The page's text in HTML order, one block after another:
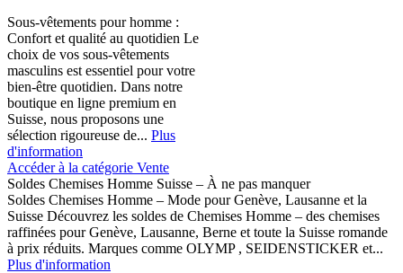
Sous-vêtements pour homme :
Confort et qualité au quotidien Le
choix de vos sous-vêtements
masculins est essentiel pour votre
bien-être quotidien. Dans notre
boutique en ligne premium en
Suisse, nous proposons une
sélection rigoureuse de... Plus
d'information
Accéder à la catégorie Vente
Soldes Chemises Homme Suisse – À ne pas manquer
Soldes Chemises Homme – Mode pour Genève, Lausanne et la
Suisse Découvrez les soldes de Chemises Homme – des chemises
raffinées pour Genève, Lausanne, Berne et toute la Suisse romande
à prix réduits. Marques comme OLYMP , SEIDENSTICKER et...
Plus d'information